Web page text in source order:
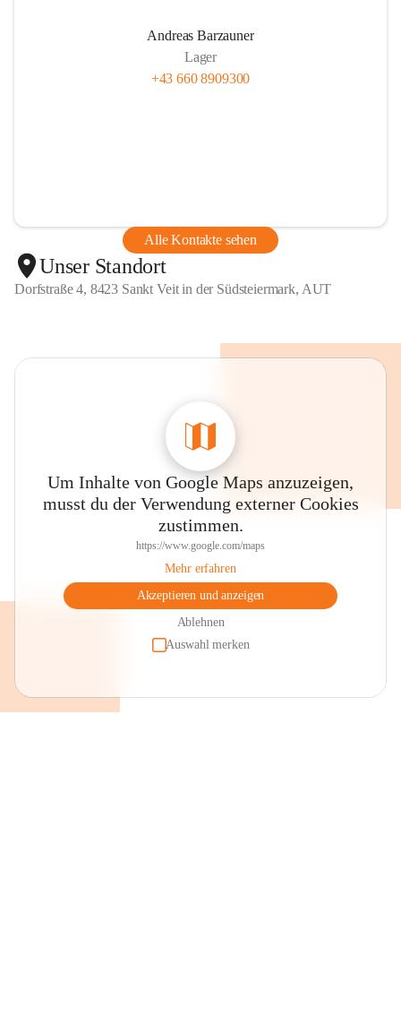
Andreas Barzauner
Lager
+43 660 8909300
Alle Kontakte sehen
Unser Standort
Dorfstraße 4, 8423 Sankt Veit in der Südsteiermark, AUT
Um Inhalte von Google Maps anzuzeigen,
musst du der Verwendung externer Cookies
zustimmen.
https://www.google.com/maps
Mehr erfahren
Akzeptieren und anzeigen
Ablehnen
Auswahl merken